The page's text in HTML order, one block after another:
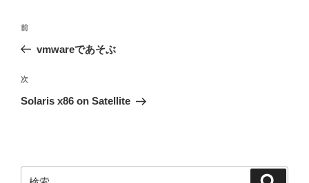
投
ビ
ゲ
ン
前
の
稿
前
vmwareであそぶ
次
の
次
Solaris x86 on Satellite